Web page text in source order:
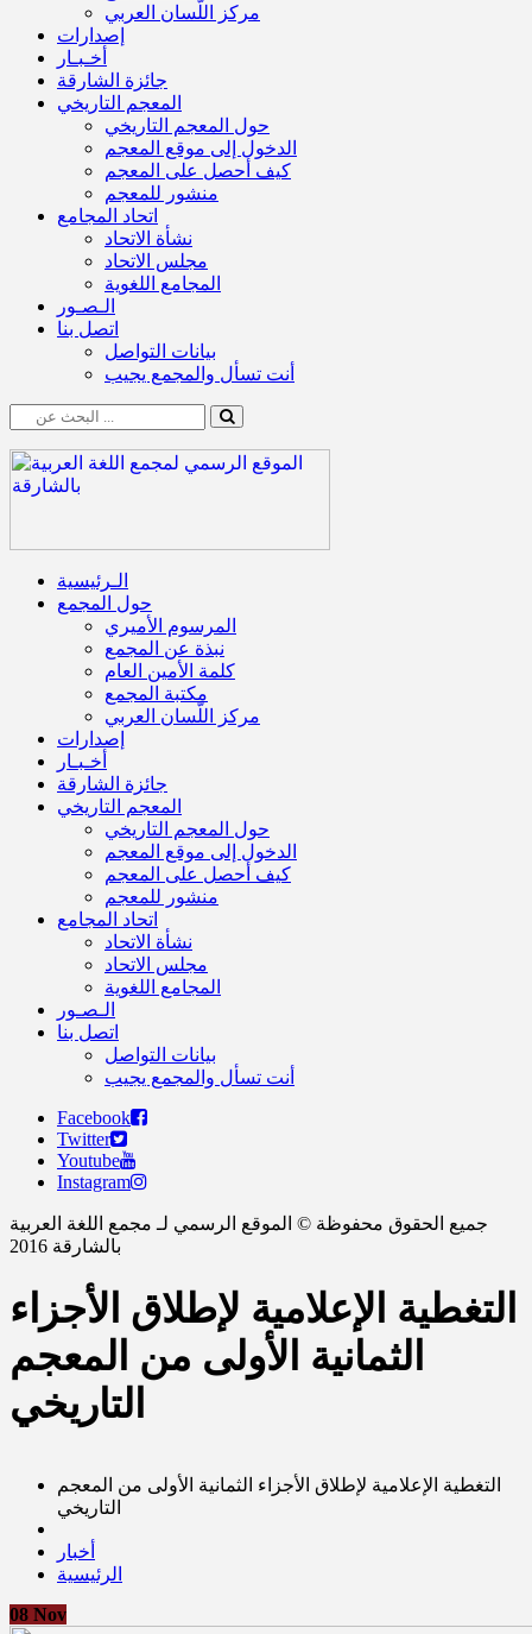
مركز اللّسان العربي
إصدارات
أخـبـار
جائزة الشارقة
المعجم التاريخي
حول المعجم التاريخي
الدخول إلى موقع المعجم
كيف أحصل على المعجم
منشور للمعجم
اتحاد المجامع
نشأة الاتحاد
مجلس الاتحاد
المجامع اللغوية
الـصـور
اتصل بنا
بيانات التواصل
أنت تسأل والمجمع يجيب
الـرئيسية
حول المجمع
المرسوم الأميري
نبذة عن المجمع
كلمة الأمين العام
مكتبة المجمع
مركز اللّسان العربي
إصدارات
أخـبـار
جائزة الشارقة
المعجم التاريخي
حول المعجم التاريخي
الدخول إلى موقع المعجم
كيف أحصل على المعجم
منشور للمعجم
اتحاد المجامع
نشأة الاتحاد
مجلس الاتحاد
المجامع اللغوية
الـصـور
اتصل بنا
بيانات التواصل
أنت تسأل والمجمع يجيب
Facebook
Twitter
Youtube
Instagram
جميع الحقوق محفوظة © الموقع الرسمي لـ مجمع اللغة العربية
بالشارقة 2016
التغطية الإعلامية لإطلاق الأجزاء
الثمانية الأولى من المعجم
التاريخي
التغطية الإعلامية لإطلاق الأجزاء الثمانية الأولى من المعجم
التاريخي
أخبار
الرئيسية
08 Nov